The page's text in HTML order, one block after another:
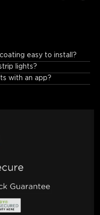
easy to install?
and secure the strip
included clips for a worry-
lights?
with an app?